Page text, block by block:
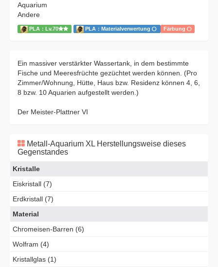
Aquarium
Andere
PLA：Lv.70 PLA：Materialverwertung Färbung
Ein massiver verstärkter Wassertank, in dem bestimmte
Fische und Meeresfrüchte gezüchtet werden können. (Pro
Zimmer/Wohnung, Hütte, Haus bzw. Residenz können 4, 6,
8 bzw. 10 Aquarien aufgestellt werden.)
Der Meister-Plattner VI
Metall-Aquarium XL Herstellungsweise dieses
Gegenstandes
Kristalle
Eiskristall (7)
Erdkristall (7)
Material
Chromeisen-Barren (6)
Wolfram (4)
Kristallglas (1)